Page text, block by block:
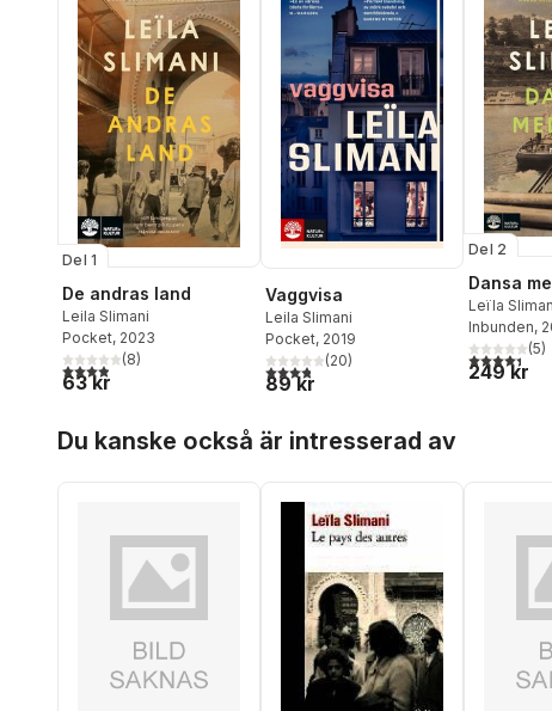
Del 1
De andras land
Leila Slimani
Pocket, 2023
3,9utav 5 stjärnor. Totalt antal röster:
(8)
63 kr
Vaggvisa
Leila Slimani
Pocket, 2019
3,8utav 5 stjärnor. Totalt antal röster:
(20)
89 kr
Del 2
Dansa
Leïla
Inbunden,
4,4utav 5(5)
249 kr
Du kanske också är intresserad av